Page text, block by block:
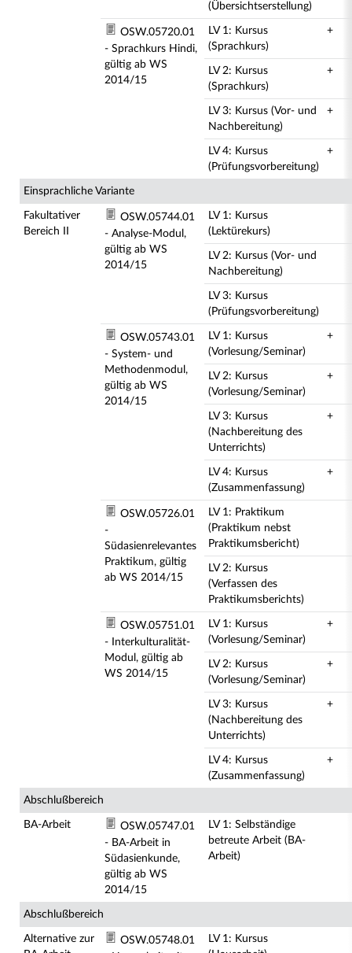
(Übersichtserstellung)
OSW.05720.01
- Sprachkurs Hindi,
gültig ab WS
2014/15
LV 1: Kursus
(Sprachkurs)
+
LV 2: Kursus
(Sprachkurs)
+
LV 3: Kursus (Vor- und
Nachbereitung)
+
LV 4: Kursus
(Prüfungsvorbereitung)
+
Einsprachliche Variante
Fakultativer
Bereich II
OSW.05744.01
- Analyse-Modul,
gültig ab WS
2014/15
LV 1: Kursus
(Lektürekurs)
LV 2: Kursus (Vor- und
Nachbereitung)
LV 3: Kursus
(Prüfungsvorbereitung)
OSW.05743.01
- System- und
Methodenmodul,
gültig ab WS
2014/15
LV 1: Kursus
(Vorlesung/Seminar)
+
LV 2: Kursus
(Vorlesung/Seminar)
+
LV 3: Kursus
(Nachbereitung des
Unterrichts)
+
LV 4: Kursus
(Zusammenfassung)
+
OSW.05726.01
-
Südasienrelevantes
Praktikum, gültig
ab WS 2014/15
LV 1: Praktikum
(Praktikum nebst
Praktikumsbericht)
LV 2: Kursus
(Verfassen des
Praktikumsberichts)
OSW.05751.01
- Interkulturalität-
Modul, gültig ab
WS 2014/15
LV 1: Kursus
(Vorlesung/Seminar)
+
LV 2: Kursus
(Vorlesung/Seminar)
+
LV 3: Kursus
(Nachbereitung des
Unterrichts)
+
LV 4: Kursus
(Zusammenfassung)
+
Abschlußbereich
BA-Arbeit
OSW.05747.01
- BA-Arbeit in
Südasienkunde,
gültig ab WS
2014/15
LV 1: Selbständige
betreute Arbeit (BA-
Arbeit)
Abschlußbereich
Alternative zur
OSW.05748.01
LV 1: Kursus